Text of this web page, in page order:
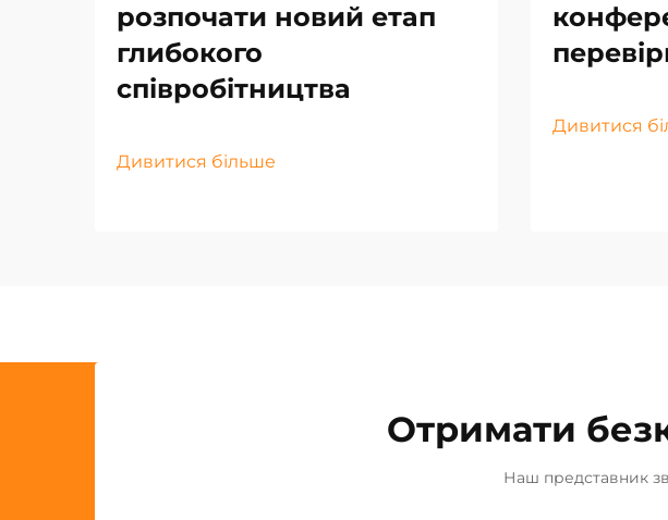
розпочати новий етап
глибокого
співробітництва
Дивитися більше
Дивитися
Отримати
Наш представник